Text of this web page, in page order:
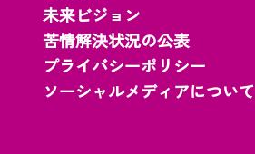
未来ビジョン
苦情解決状況の公表
プライバシーポリシー
ソーシャルメディアについて